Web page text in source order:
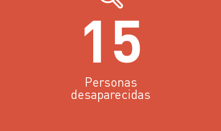
15
Personas
desaparecidas